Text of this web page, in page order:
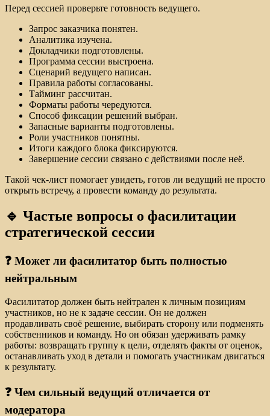
Перед сессией проверьте готовность ведущего.
Запрос заказчика понятен.
Аналитика изучена.
Докладчики подготовлены.
Программа сессии выстроена.
Сценарий ведущего написан.
Правила работы согласованы.
Тайминг рассчитан.
Форматы работы чередуются.
Способ фиксации решений выбран.
Запасные варианты подготовлены.
Роли участников понятны.
Итоги каждого блока фиксируются.
Завершение сессии связано с действиями после неё.
Такой чек-лист помогает увидеть, готов ли ведущий не просто
открыть встречу, а провести команду до результата.
🔹 Частые вопросы о фасилитации
стратегической сессии
❓ Может ли фасилитатор быть полностью
нейтральным
Фасилитатор должен быть нейтрален к личным позициям
участников, но не к задаче сессии. Он не должен
продавливать своё решение, выбирать сторону или подменять
собственников и команду. Но он обязан удерживать рамку
работы: возвращать группу к цели, отделять факты от оценок,
останавливать уход в детали и помогать участникам двигаться
к результату.
❓ Чем сильный ведущий отличается от
модератора